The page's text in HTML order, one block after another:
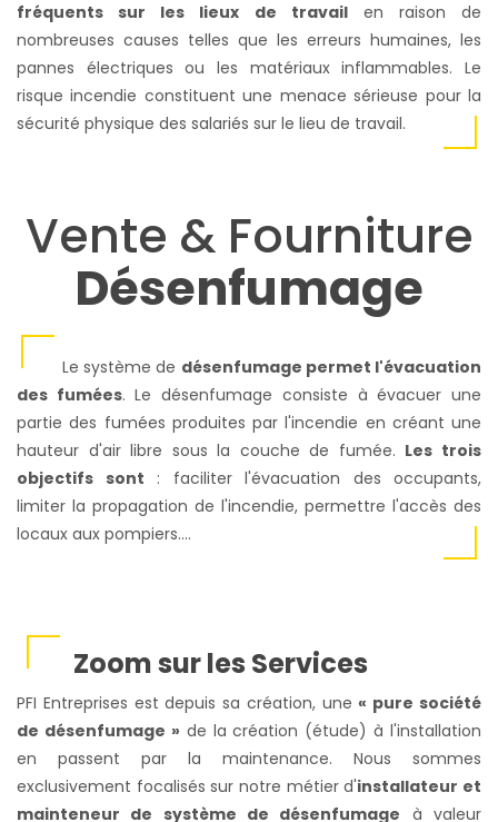
fréquents sur les lieux de travailen raison de
nombreuses causes telles que les erreurs humaines, les
pannes électriques ou les matériaux inflammables. Le
risque incendie constituent une menace sérieuse pour la
sécurité physique des salariés sur le lieu de travail.
Vente & Fourniture
Désenfumage
Le système de désenfumage permet l'évacuation
des fumées. Le désenfumage consiste à évacuer une
partie des fumées produites par l'incendie en créant une
hauteur d'air libre sous la couche de fumée. Les trois
objectifs sont : faciliter l'évacuation des occupants,
limiter la propagation de l'incendie, permettre l'accès des
locaux aux pompiers....
Zoom sur les Services
PFI Entreprises est depuis sa création, une« pure société
de désenfumage » de la création (étude) à l'installation
en passent par la maintenance. Nous sommes
exclusivement focalisés sur notre métier d'installateur et
mainteneur de système de désenfumage à valeur